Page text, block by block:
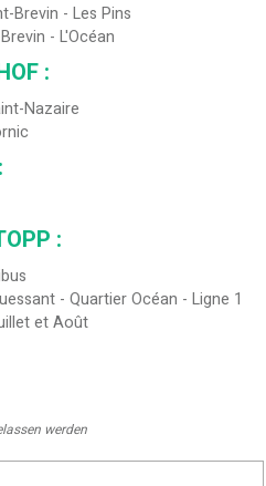
Brevin - Les Pins
- L'Océan
:
Nazaire
:
- Quartier Océan - Ligne 1
et Août
werden